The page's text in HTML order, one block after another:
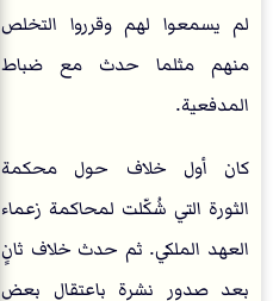
لم يسمعوا لهم وقرروا التخلص
منهم مثلما حدث مع ضباط
المدفعية.
كان أول خلاف حول محكمة
الثورة التي شُكّلت لمحاكمة زعماء
العهد الملكي. ثم حدث خلاف ثانٍ
بعد صدور نشرة باعتقال بعض